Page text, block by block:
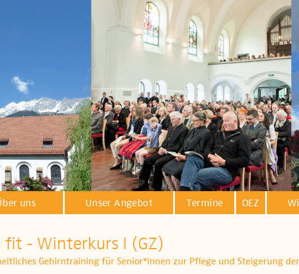
uns Unser Angebot Termine OEZ
fit - Winterkurs I (GZ)
Gehirntraining für Senior*innen zur Pflege und Steigerung